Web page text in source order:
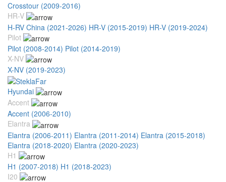
Crosstour (2009-2016)
HR-V
H-RV China (2021-2026) HR-V (2015-2019) HR-V (2019-2024)
Pilot
Pilot (2008-2014) Pilot (2014-2019)
X-NV
X-NV (2019-2023)
Hyundai
Accent
Accent (2006-2010)
Elantra
Elantra (2006-2011) Elantra (2011-2014) Elantra (2015-2018)
Elantra (2018-2020) Elantra (2020-2023)
H1
H1 (2007-2018) H1 (2018-2023)
I20